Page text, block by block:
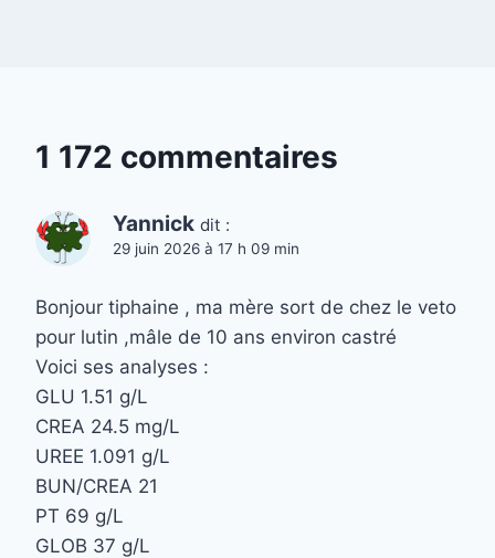
1 172 commentaires
Yannick dit :
29 juin 2026 à 17 h 09 min
Bonjour tiphaine , ma mère sort de chez le veto
pour lutin ,mâle de 10 ans environ castré
Voici ses analyses :
GLU 1.51 g/L
CREA 24.5 mg/L
UREE 1.091 g/L
BUN/CREA 21
PT 69 g/L
GLOB 37 g/L